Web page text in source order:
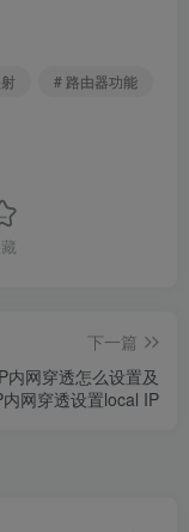
# 路由器功能
下一篇
内网穿透怎么设置及
内网穿透设置local IP